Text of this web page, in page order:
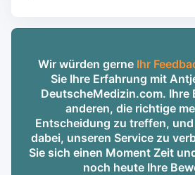
Wir würden gerne Ihr
Sie Ihre Erfahrung mit
DeutscheMedizin.com. Ihre
anderen, die richtige
Entscheidung zu treffen,
dabei, unseren Service zu
Sie sich einen Moment Zeit
noch heute Ihre